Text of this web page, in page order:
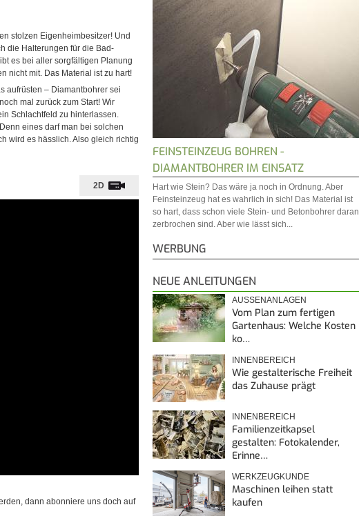
stolzen Eigenheimbesitzer! Und
die Halterungen für die Bad-
es bei aller sorgfältigen Planung
nicht mit. Das Material ist zu hart!
aufrüsten – Diamantbohrer sei
mal zurück zum Start! Wir
Schlachtfeld zu hinterlassen.
eines darf man bei solchen
wird es hässlich. Also gleich richtig
2D
dann abonniere uns doch auf
FEINSTEINZEUG BOHREN -
DIAMANTBOHRER IM EINSATZ
Hart wie Stein? Das wäre ja noch in Ordnung. Aber
Feinsteinzeug hat es wahrlich in sich! Das Material ist
so hart, dass schon viele Stein- und Betonbohrer daran
zerbrochen sind. Aber wie lässt sich...
WERBUNG
NEUE ANLEITUNGEN
AUSSENANLAGEN
Vom Plan zum fertigen
Gartenhaus: Welche Kosten
ko…
INNENBEREICH
Wie gestalterische Freiheit
das Zuhause prägt
INNENBEREICH
Familienzeitkapsel
gestalten: Fotokalender,
Erinne…
WERKZEUGKUNDE
Maschinen leihen statt
kaufen